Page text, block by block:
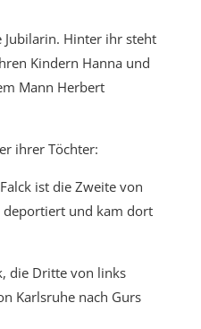
Jubilarin. Hinter ihr steht
Kindern Hanna und
Mann Herbert
ihrer Töchter:
ist die Zweite von
deportiert und kam dort
die Dritte von links
Karlsruhe nach Gurs